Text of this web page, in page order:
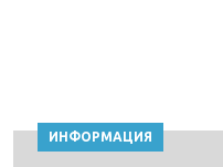
ИНФОРМАЦИЯ